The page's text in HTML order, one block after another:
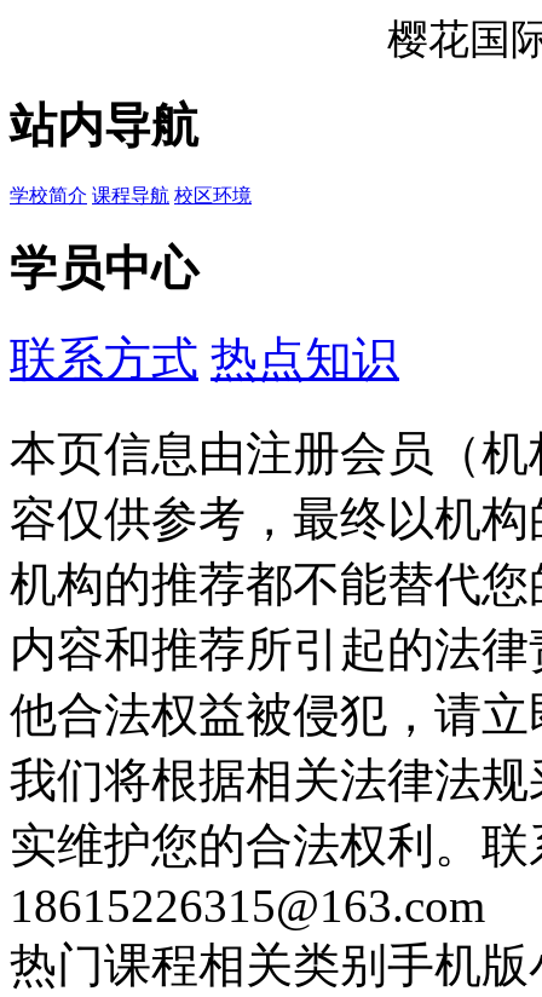
樱花国
站内导航
学校简介 课程导航 校区环境
学员中心
联系方式 热点知识
本页信息由注册会员（
容仅供参考，最终以机
机构的推荐都不能替代
内容和推荐所引起的法
他合法权益被侵犯，请
我们将根据相关法律法
实维护您的合法权利。
18615226315@163.com
热门课程相关类别 手机版